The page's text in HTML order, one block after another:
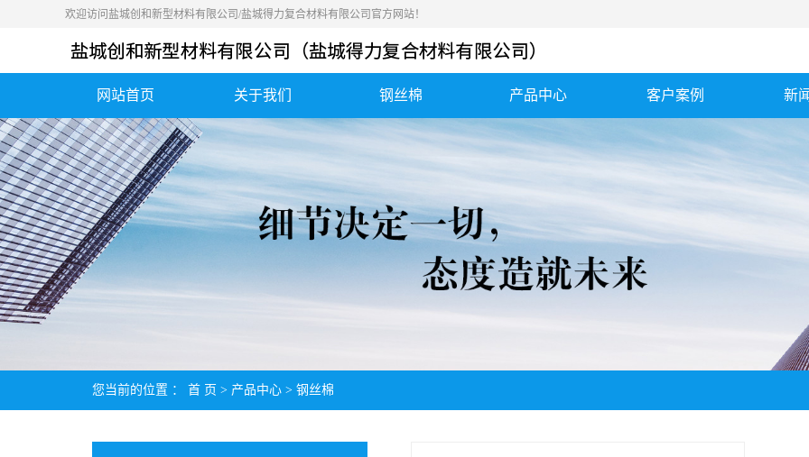
欢迎访问盐城创和新型材料有限公司/盐城得力复合材料有限公司官方网站！
网站首页 关于我们
公司简介
营业执照
荣誉资质
钢丝棉 产品中心
钢丝棉
高硅氧毡、气凝胶毡
消音棉、消声器...
陶瓷纤维纸、陶...
玻璃纤维布、硅胶布
客户案例
应用案例
发货案例
新
您当前的位置 ： 首 页 > 产品中心 > 钢丝棉